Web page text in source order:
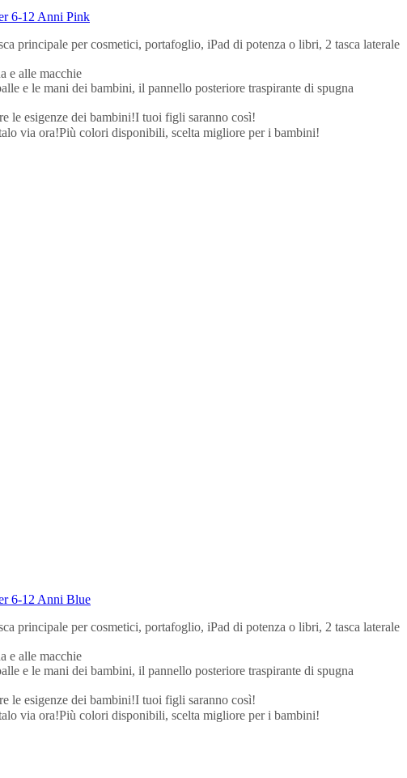
6-12 Anni Pink
principale per cosmetici, portafoglio, iPad di potenza o libri, 2 tasca laterale
e alle macchie
e le mani dei bambini, il pannello posteriore traspirante di spugna
le esigenze dei bambini!I tuoi figli saranno così!
via ora!Più colori disponibili, scelta migliore per i bambini!
6-12 Anni Blue
principale per cosmetici, portafoglio, iPad di potenza o libri, 2 tasca laterale
e alle macchie
e le mani dei bambini, il pannello posteriore traspirante di spugna
le esigenze dei bambini!I tuoi figli saranno così!
via ora!Più colori disponibili, scelta migliore per i bambini!